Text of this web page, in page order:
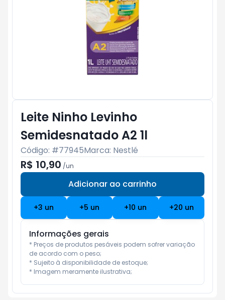
Leite Ninho Levinho
Semidesnatado A2 1l
Código: #77945Marca: Nestlé
R$ 10,90 /un
Adicionar ao carrinho
+3 un +5 un +10 un +20 un
Informações gerais
* Preços de produtos pesáveis podem sofrer variação
de acordo com o peso;
* Sujeito à disponibilidade de estoque;
* Imagem meramente ilustrativa;